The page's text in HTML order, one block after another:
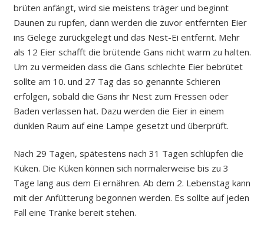
brüten anfängt, wird sie meistens träger und beginnt
Daunen zu rupfen, dann werden die zuvor entfernten Eier
ins Gelege zurückgelegt und das Nest-Ei entfernt. Mehr
als 12 Eier schafft die brütende Gans nicht warm zu halten.
Um zu vermeiden dass die Gans schlechte Eier bebrütet
sollte am 10. und 27 Tag das so genannte Schieren
erfolgen, sobald die Gans ihr Nest zum Fressen oder
Baden verlassen hat. Dazu werden die Eier in einem
dunklen Raum auf eine Lampe gesetzt und überprüft.
Nach 29 Tagen, spätestens nach 31 Tagen schlüpfen die
Küken. Die Küken können sich normalerweise bis zu 3
Tage lang aus dem Ei ernähren. Ab dem 2. Lebenstag kann
mit der Anfütterung begonnen werden. Es sollte auf jeden
Fall eine Tränke bereit stehen.